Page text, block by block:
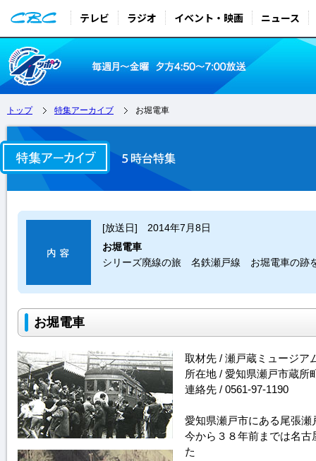
テレビ ラジオ イベント・映画 ニュース
トップ 特集アーカイブ お堀電車
[放送日] 2014年7月8日
お堀電車
シリーズ廃線の旅 名鉄瀬戸線 お堀電車の跡
お堀電車
取材先 / 瀬戸蔵ミュージア
所在地 / 愛知県瀬戸市蔵所
連絡先 / 0561-97-1190
愛知県瀬戸市にある尾張
今から３８年前までは名
た